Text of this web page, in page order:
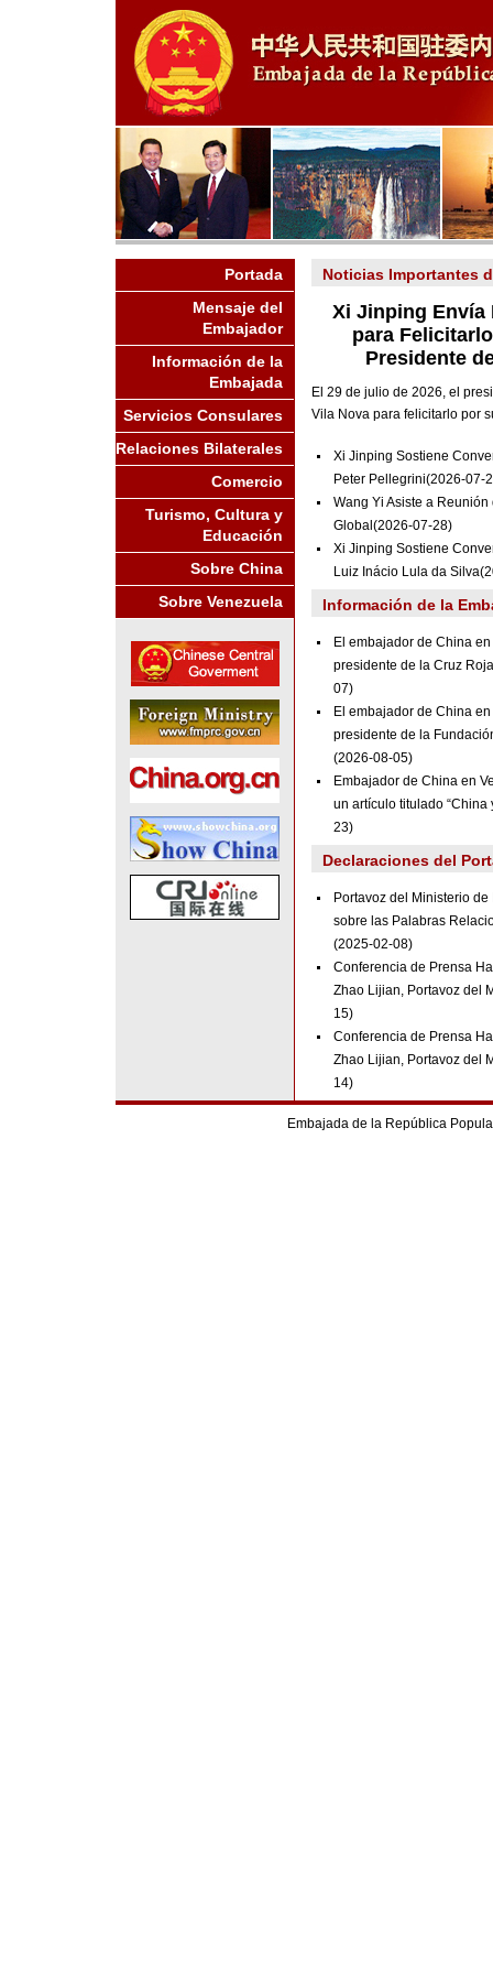
Portada
Mensaje del
Embajador
Información de la
Embajada
Servicios Consulares
Relaciones Bilaterales
Comercio
Turismo, Cultura y
Educación
Sobre China
Sobre Venezuela
Noticias Importantes
Xi Jinping Envía
para
Presidente
El 29 de julio de 2026, el
Vila Nova para felicitarlo por
Xi Jinping Sostiene
Peter Pellegrini(2026-07-
Wang Yi Asiste a
Global (2026-07-28)
Xi Jinping Sostiene
Luiz Inácio Lula da Silva
Información de la
El embajador de China
presidente de la Cruz
07)
El embajador de China
presidente de la
(2026-08-05)
Embajador de China en
un artículo titulado
23)
Declaraciones del
Portavoz del Ministerio
sobre las Palabras
(2025-02-08)
Conferencia de Prensa
Zhao Lijian, Portavoz del
15)
Conferencia de Prensa
Zhao Lijian, Portavoz del
14)
Embajada de la República